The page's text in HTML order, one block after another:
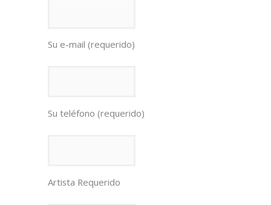
Su e-mail (requerido)
Su teléfono (requerido)
Artista Requerido